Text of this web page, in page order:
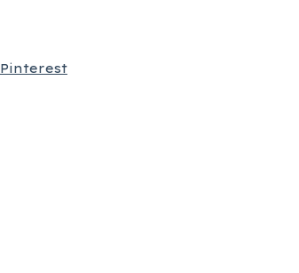
Pinterest